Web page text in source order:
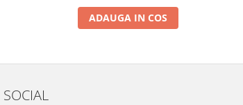
ADAUGA IN COS
SOCIAL